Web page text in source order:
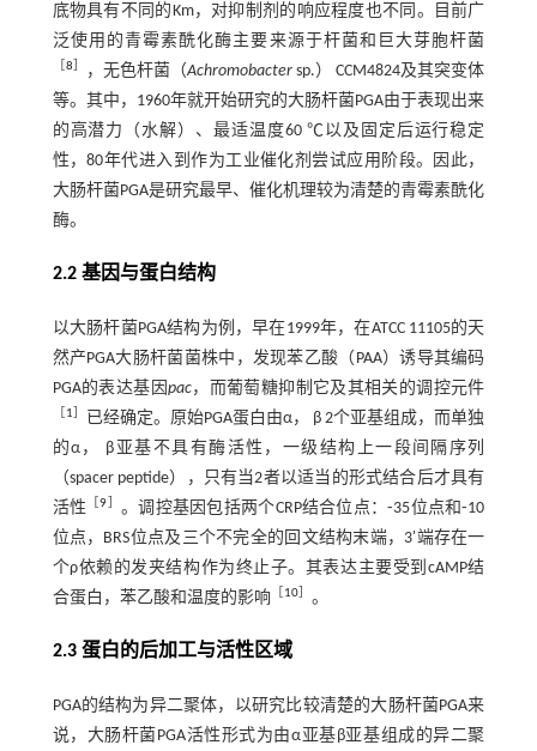
底物具有不同的Km，对抑制剂的响应程度也不同。目前广
泛使用的青霉素酰化酶主要来源于杆菌和巨大芽胞杆菌
8 ，无色杆菌（Achromobacter sp.） CCM4824及其突变体
等。其中，1960年就开始研究的大肠杆菌PGA由于表现出来
的高潜力（水解）、最适温度60 ℃以及固定后运行稳定
性，80年代进入到作为工业催化剂尝试应用阶段。因此，
大肠杆菌PGA是研究最早、催化机理较为清楚的青霉素酰化
酶。
2.2 基因与蛋白结构
以大肠杆菌PGA结构为例，早在1999年，在ATCC 11105的天
然产PGA大肠杆菌菌株中，发现苯乙酸（PAA）诱导其编码
PGA的表达基因pac，而葡萄糖抑制它及其相关的调控元件
1
已经确定。原始PGA蛋白由α， β 2个亚基组成，而单独
的α， β亚基不具有酶活性，一级结构上一段间隔序列
（spacer peptide），只有当2者以适当的形式结合后才具有
活性 ［9
。调控基因包括两个CRP结合位点：⁃35位点和⁃10
位点，BRS位点及三个不完全的回文结构末端，3'端存在一
个ρ依赖的发夹结构作为终止子。其表达主要受到cAMP结
合蛋白，苯乙酸和温度的影响
10］ 。
2.3 蛋白的后加工与活性区域
PGA的结构为异二聚体，以研究比较清楚的大肠杆菌PGA来
说，大肠杆菌PGA活性形式为由α亚基β亚基组成的异二聚